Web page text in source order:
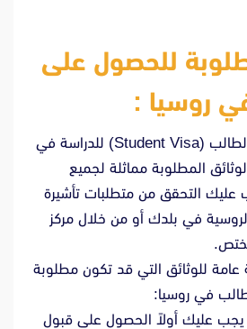
للحصول على
روسيا :
للحصول على تأشيرة الطالب (Student Visa) للدراسة في
المطلوبة مماثلة لجميع
عليك التحقق من متطلبات تأشيرة
في بلدك أو من خلال مركز
للوثائق التي قد تكون مطلوبة
في روسيا:
يجب عليك أولاً الحصول على قبول